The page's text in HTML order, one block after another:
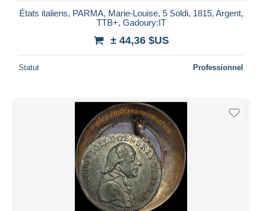
États italiens, PARMA, Marie-Louise, 5 Soldi, 1815, Argent,
TTB+, Gadoury:IT
± 44,36 $US
Statut Professionnel